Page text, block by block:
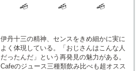
伊丹十三の精神、センスをきめ細かに実に
よく体現している。「おじさんはこんな人
だったんだ」という再発見の魅力がある。
Cafeのジュース三種類飲み比べも超オスス